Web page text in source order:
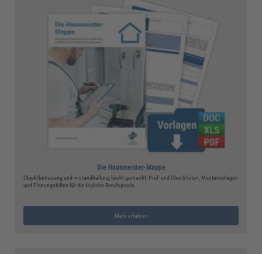
Die Hausmeister-Mappe
Objektbetreuung und -instandhaltung leicht gemacht: Prüf- und Checklisten, Mustervorlagen
und Planungshilfen für die tägliche Berufspraxis.
Mehr erfahren